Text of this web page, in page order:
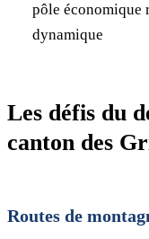
pôle économique
dynamique
Les défis du
canton des
Routes de